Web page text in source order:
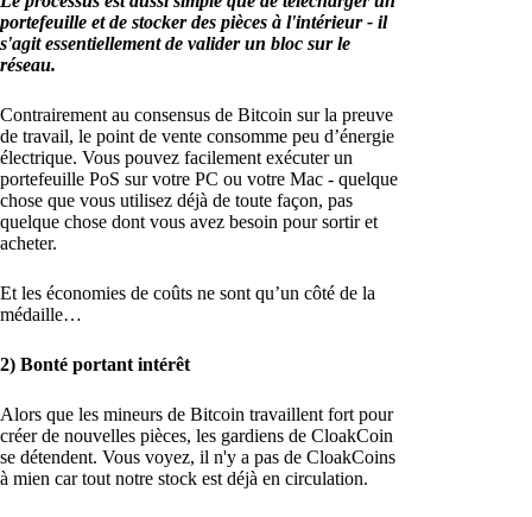
portefeuille et de stocker des pièces à l'intérieur - il
s'agit essentiellement de valider un bloc sur le
réseau.
Contrairement au consensus de Bitcoin sur la preuve
de travail, le point de vente consomme peu d’énergie
électrique. Vous pouvez facilement exécuter un
portefeuille PoS sur votre PC ou votre Mac - quelque
chose que vous utilisez déjà de toute façon, pas
quelque chose dont vous avez besoin pour sortir et
acheter.
Et les économies de coûts ne sont qu’un côté de la
médaille…
2) Bonté portant intérêt
Alors que les mineurs de Bitcoin travaillent fort pour
créer de nouvelles pièces, les gardiens de CloakCoin
se détendent. Vous voyez, il n'y a pas de CloakCoins
à mien car tout notre stock est déjà en circulation.